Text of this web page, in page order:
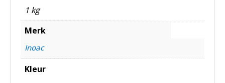
1 kg
Merk
Inoac
Kleur